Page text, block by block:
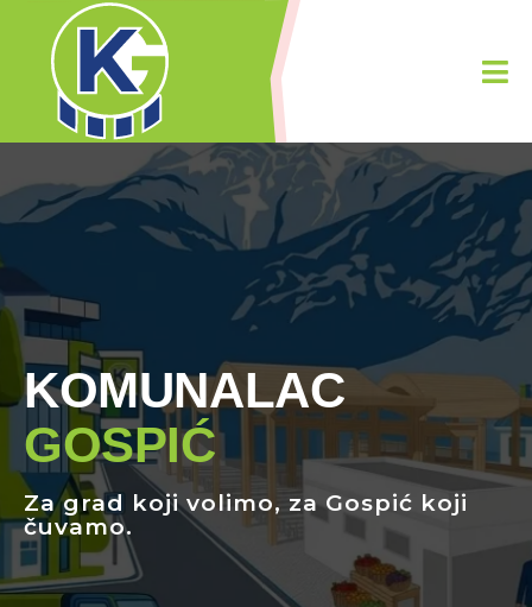
KOMUNALAC
GOSPIĆ
Za grad kojivolimo, za Gospić koji
čuvamo.